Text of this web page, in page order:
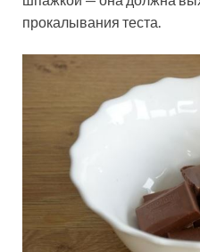
прокалывания теста.